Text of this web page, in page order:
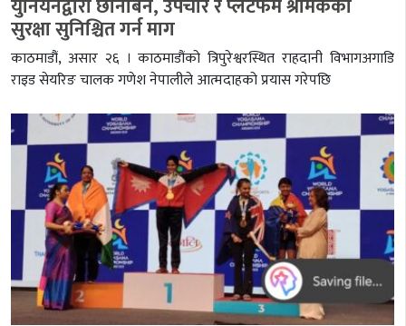
युनियनद्वारा छानबिन, उपचार र प्लेटफर्म श्रमिकको
सुरक्षा सुनिश्चित गर्न माग
काठमाडौं, असार २६ । काठमाडौंको त्रिपुरेश्वरस्थित राहदानी विभागअगाडि
राइड सेयरिङ चालक गणेश नेपालीले आत्मदाहको प्रयास गरेपछि